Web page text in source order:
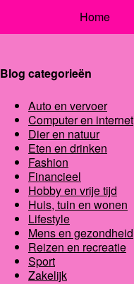
Home
Blog categorieën
Auto en vervoer
Computer en internet
Dier en natuur
Eten en drinken
Fashion
Financieel
Hobby en vrije tijd
Huis, tuin en wonen
Lifestyle
Mens en gezondheid
Reizen en recreatie
Sport
Zakelijk